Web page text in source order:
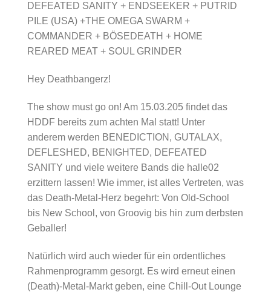
DEFEATED SANITY + ENDSEEKER + PUTRID
PILE (USA) +THE OMEGA SWARM +
COMMANDER + BÖSEDEATH + HOME
REARED MEAT + SOUL GRINDER
Hey Deathbangerz!
The show must go on! Am 15.03.205 findet das
HDDF bereits zum achten Mal statt! Unter
anderem werden BENEDICTION, GUTALAX,
DEFLESHED, BENIGHTED, DEFEATED
SANITY und viele weitere Bands die halle02
erzittern lassen! Wie immer, ist alles Vertreten, was
das Death-Metal-Herz begehrt: Von Old-School
bis New School, von Groovig bis hin zum derbsten
Geballer!
Natürlich wird auch wieder für ein ordentliches
Rahmenprogramm gesorgt. Es wird erneut einen
(Death)-Metal-Markt geben, eine Chill-Out Lounge